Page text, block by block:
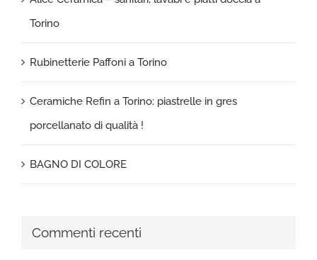
Torino
Rubinetterie Paffoni a Torino
Ceramiche Refin a Torino: piastrelle in gres
porcellanato di qualità !
BAGNO DI COLORE
Commenti recenti